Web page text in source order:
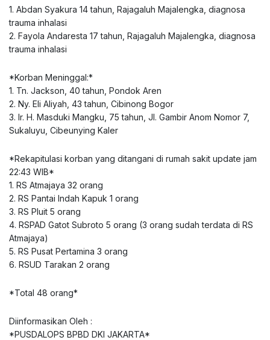
1. Abdan Syakura 14 tahun, Rajagaluh Majalengka, diagnosa
trauma inhalasi
2. Fayola Andaresta 17 tahun, Rajagaluh Majalengka, diagnosa
trauma inhalasi
*Korban Meninggal:*
1. Tn. Jackson, 40 tahun, Pondok Aren
2. Ny. Eli Aliyah, 43 tahun, Cibinong Bogor
3. Ir. H. Masduki Mangku, 75 tahun, Jl. Gambir Anom Nomor 7,
Sukaluyu, Cibeunying Kaler
*Rekapitulasi korban yang ditangani di rumah sakit update jam
22:43 WIB*
1. RS Atmajaya 32 orang
2. RS Pantai Indah Kapuk 1 orang
3. RS Pluit 5 orang
4. RSPAD Gatot Subroto 5 orang (3 orang sudah terdata di RS
Atmajaya)
5. RS Pusat Pertamina 3 orang
6. RSUD Tarakan 2 orang
*Total 48 orang*
Diinformasikan Oleh :
*PUSDALOPS BPBD DKI JAKARTA*